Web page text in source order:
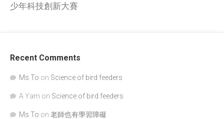
少年科技創新大賽
Recent Comments
Ms To on Science of bird feeders
A Yam on Science of bird feeders
Ms To on 老師也有學習障礙